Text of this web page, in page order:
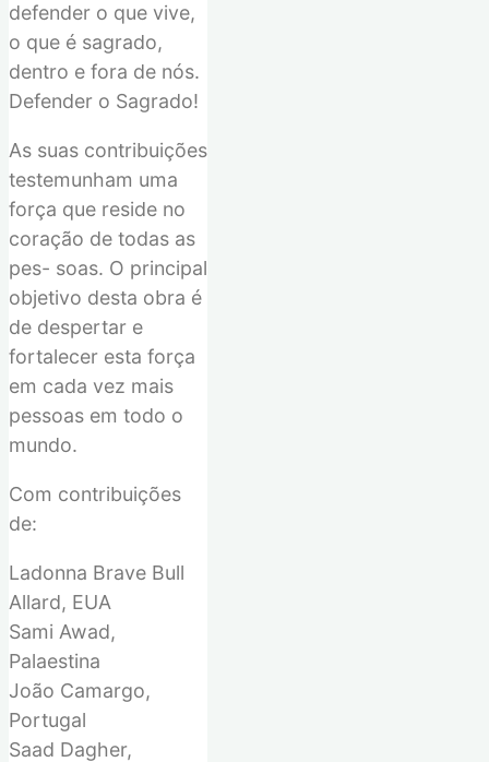
defender o que vive,
o que é sagrado,
dentro e fora de nós.
Defender o Sagrado!
As suas contribuições
testemunham uma
força que reside no
coração de todas as
pes- soas. O principal
objetivo desta obra é
de despertar e
fortalecer esta força
em cada vez mais
pessoas em todo o
mundo.
Com contribuições
de:
Ladonna Brave Bull
Allard, EUA
Sami Awad,
Palaestina
João Camargo,
Portugal
Saad Dagher,